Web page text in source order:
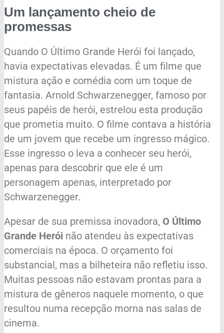
Um lançamento cheio de
promessas
Quando O Último Grande Herói foi lançado,
havia expectativas elevadas. É um filme que
mistura ação e comédia com um toque de
fantasia. Arnold Schwarzenegger, famoso por
seus papéis de herói, estrelou esta produção
que prometia muito. O filme contava a história
de um jovem que recebe um ingresso mágico.
Esse ingresso o leva a conhecer seu herói,
apenas para descobrir que ele é um
personagem apenas, interpretado por
Schwarzenegger.
Apesar de sua premissa inovadora, O Último
Grande Herói não atendeu às expectativas
comerciais na época. O orçamento foi
substancial, mas a bilheteira não refletiu isso.
Muitas pessoas não estavam prontas para a
mistura de gêneros naquele momento, o que
resultou numa recepção morna nas salas de
cinema.